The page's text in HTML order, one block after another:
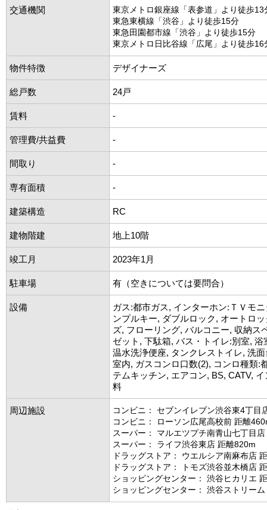
交通機関
東京メトロ銀座線「表参道」より徒歩13
東急東横線「渋谷」より徒歩15分
東急田園都市線「渋谷」より徒歩15分
東京メトロ日比谷線「広尾」より徒歩16
物件特徴 デザイナーズ
総戸数 24戸
賃料 -
管理費/共益費 -
間取り -
専有面積 -
建築構造 RC
建物階建 地上10階
竣工月 2023年1月
駐車場 有（空きについては要問合）
設備
ガス:都市ガス, インターホン:ＴＶモ
ンプルキー, ダブルロック, オートロ
ズ, フローリング, バルコニー, 収納ス
ゼット, 下駄箱, バス・トイレ:別室, 浴
温水洗浄便座, タンクレストイレ, 洗
室内, ガスコンロ口数(2), コンロ種類:
テムキッチン, エアコン, BS, CATV,
料
周辺施設
コンビニ： セブンイレブン渋谷東4丁目
コンビニ： ローソン広尾高校前 距離
スーパー： マルエツプチ南青山七丁目
スーパー： ライフ渋谷東店 距離820m
ドラッグストア： ウエルシア南麻布店
ドラッグストア： トモズ渋谷並木橋店
ショッピングセンター： 渋谷ヒカリエ
ショッピングセンター： 渋谷ストリー